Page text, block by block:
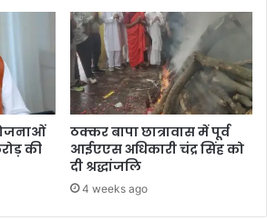
की
ठक्कर बापा छात्रावास में पूर्व
आईएएस अधिकारी चंद्र सिंह को
दी श्रद्धांजलि
4 weeks ago